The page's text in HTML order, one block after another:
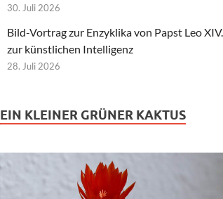
30. Juli 2026
Bild-Vortrag zur Enzyklika von Papst Leo XIV.
zur künstlichen Intelligenz
28. Juli 2026
EIN KLEINER GRÜNER KAKTUS